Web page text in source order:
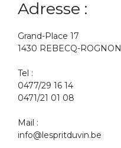
Adresse :
Grand-Place 17
1430 REBECQ-ROGNON
Tel :
0477/29 16 14
0471/21 01 08
Mail :
info@lespritduvin.be